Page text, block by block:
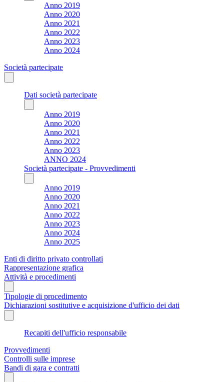
Anno 2019
Anno 2020
Anno 2021
Anno 2022
Anno 2023
Anno 2024
Società partecipate
Dati società partecipate
Anno 2019
Anno 2020
Anno 2021
Anno 2022
Anno 2023
ANNO 2024
Società partecipate - Provvedimenti
Anno 2019
Anno 2020
Anno 2021
Anno 2022
Anno 2023
Anno 2024
Anno 2025
Enti di diritto privato controllati
Rappresentazione grafica
Attività e procedimenti
Tipologie di procedimento
Dichiarazioni sostitutive e acquisizione d'ufficio dei dati
Recapiti dell'ufficio responsabile
Provvedimenti
Controlli sulle imprese
Bandi di gara e contratti